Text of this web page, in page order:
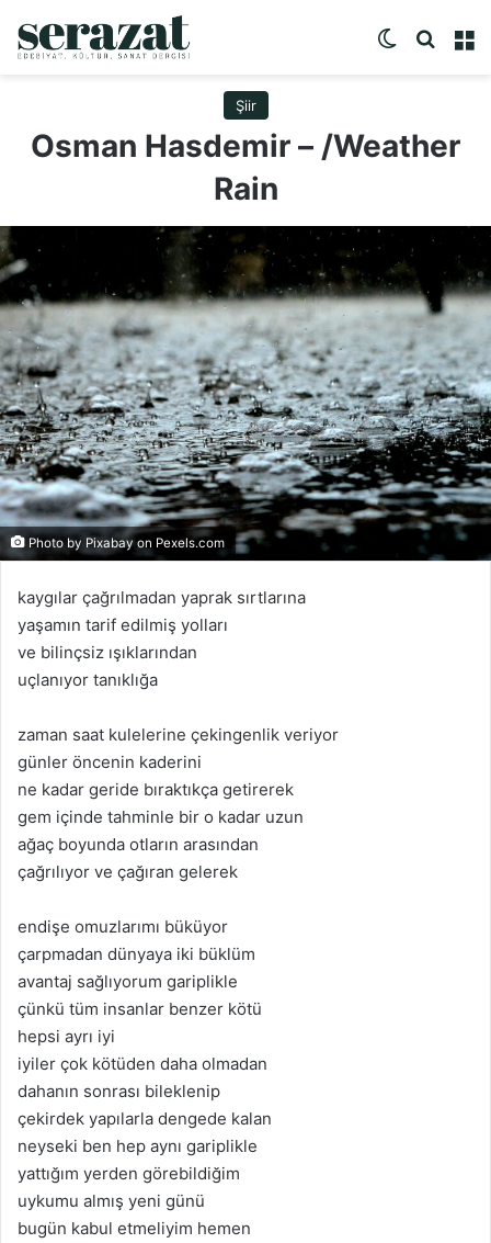
Dış
Şiir
Osman Hasdemir – /Weather
Rain
Photo by Pixabay on Pexels.com
kaygılar çağrılmadan yaprak sırtlarına
yaşamın tarif edilmiş yolları
ve bilinçsiz ışıklarından
uçlanıyor tanıklığa
zaman saat kulelerine çekingenlik veriyor
günler öncenin kaderini
ne kadar geride bıraktıkça getirerek
gem içinde tahminle bir o kadar uzun
ağaç boyunda otların arasından
çağrılıyor ve çağıran gelerek
endişe omuzlarımı büküyor
çarpmadan dünyaya iki büklüm
avantaj sağlıyorum gariplikle
çünkü tüm insanlar benzer kötü
hepsi ayrı iyi
iyiler çok kötüden daha olmadan
dahanın sonrası bileklenip
çekirdek yapılarla dengede kalan
neyseki ben hep aynı gariplikle
yattığım yerden görebildiğim
uykumu almış yeni günü
bugün kabul etmeliyim hemen